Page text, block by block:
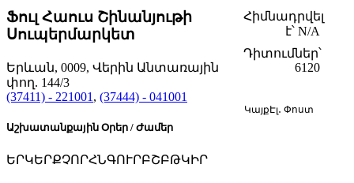
Հիմնադրվել
է՝ N/A
Ֆուլ Հաուս Շինանյութի
Սուպերմարկետ
Դիտումներ՝
6120
Երևան, 0009, Վերին Անտառային
փող. 144/3
(37411) - 221001 , (37444) - 041001
Էլ․ Փոստ
Կայք
Աշխատանքային Օրեր / Ժամեր
ԵՐԿԵՐՔՉՈՐՀՆԳՈՒՐԲՇԲԹԿԻՐ